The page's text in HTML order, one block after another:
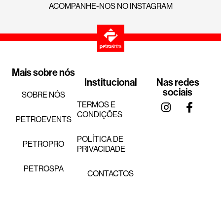
ACOMPANHE-NOS NO INSTAGRAM
Mais sobre nós
SOBRE NÓS
PETROEVENTS
PETROPRO
PETROSPA
Institucional
TERMOS E
CONDIÇÕES
POLÍTICA DE
PRIVACIDADE
CONTACTOS
Nas redes
sociais